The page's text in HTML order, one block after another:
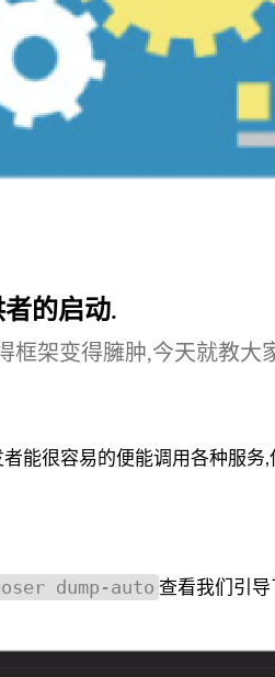
的启动.
框架变得臃肿,今天就教
能很容易的便能调用各种服
dump-auto 查看我们引